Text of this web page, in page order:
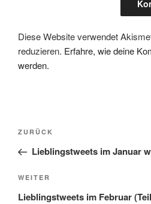
Diese Website verwendet
reduzieren. Erfahre, wie deine
werden.
Beitragsnavigation
Vorheriger
Beitrag
ZURÜCK
Lieblingstweets im Januar
Nächster
Beitrag
WEITER
Lieblingstweets im Februar